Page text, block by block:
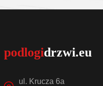
ul. Krucza 6a